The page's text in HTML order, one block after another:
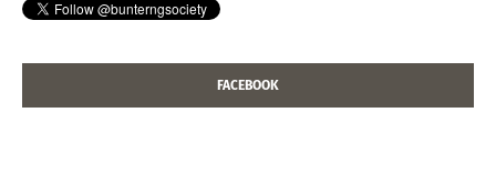
FACEBOOK